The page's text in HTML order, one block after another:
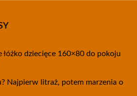
łóżko dziecięce 160×80 do pokoju
Najpierw litraż, potem marzenia o